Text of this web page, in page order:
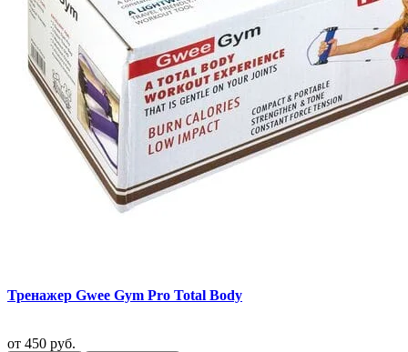
Тренажер Gwee Gym Pro Total Body
от 450 руб.